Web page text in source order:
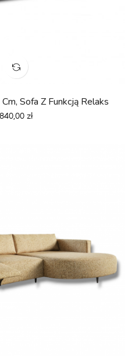
Sofa Z Funkcją Relaks
zł